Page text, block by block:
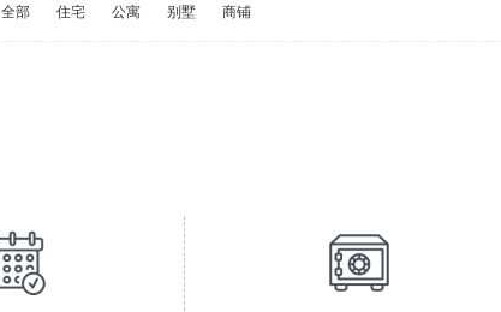
全部 住宅 公寓 别墅 商铺